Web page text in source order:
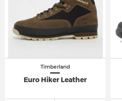
Timberland
Euro Hiker Leather